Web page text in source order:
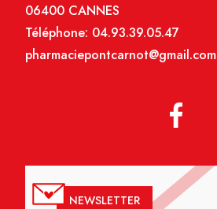
06400 CANNES
Téléphone: 04.93.39.05.47
pharmaciepontcarnot@gmail.com
NEWSLETTER